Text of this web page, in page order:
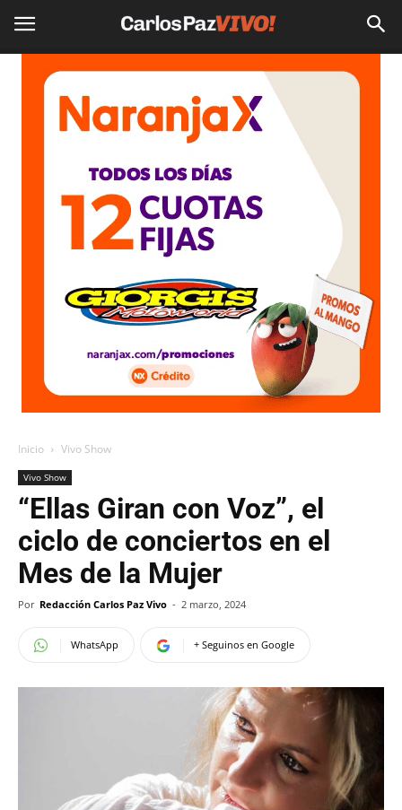
Inicio Vivo Show
Vivo Show
“Ellas Giran con Voz”, el
ciclo de conciertos en el
Mes de la Mujer
Por Redacción Carlos Paz Vivo - 2 marzo, 2024
WhatsApp + Seguinos en Google